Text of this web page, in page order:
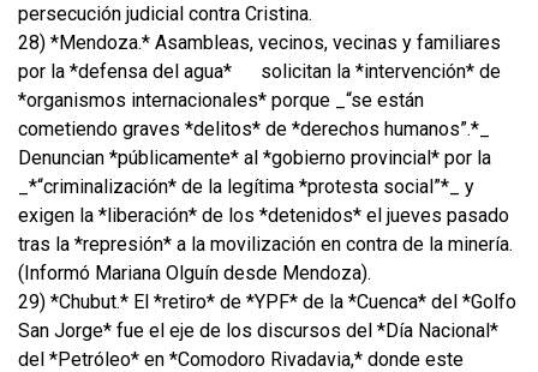
persecución judicial contra Cristina.
28) *Mendoza.* Asambleas, vecinos, vecinas y familiares
por la *defensa del agua*
solicitan la *intervención* de
*organismos internacionales* porque _“se están
cometiendo graves *delitos* de *derechos humanos”.*_
Denuncian *públicamente* al *gobierno provincial* por la
_*“criminalización* de la legítima *protesta social”*_ y
exigen la *liberación* de los *detenidos* el jueves pasado
tras la *represión* a la movilización en contra de la minería.
(Informó Mariana Olguín desde Mendoza).
29) *Chubut.* El *retiro* de *YPF* de la *Cuenca* del *Golfo
San Jorge* fue el eje de los discursos del *Día Nacional*
del *Petróleo* en *Comodoro Rivadavia,* donde este